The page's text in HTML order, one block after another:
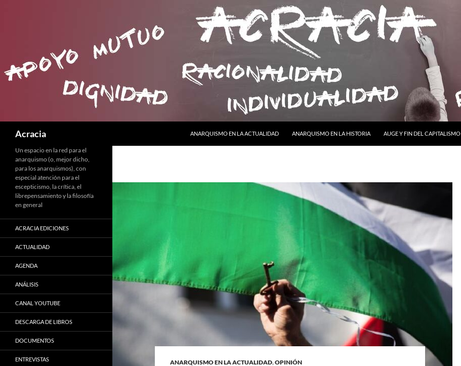
Acracia
ANARQUISMO EN LA ACTUALIDAD
ANARQUISMO EN LA HISTORIA AUGE Y FIN DEL CAPITALISMO
ANARQUISMO EN LA ACTUALIDAD,OPINIÓN
Un espacio en la red para el
anarquismo (o, mejor dicho,
para los anarquismos), con
especial atención para el
escepticismo, la crítica, el
librepensamiento y la filosofía
en general
ACRACIA EDICIONES
ACTUALIDAD
AGENDA
ANÁLISIS
CANAL YOUTUBE
DESCARGA DE LIBROS
DOCUMENTOS
ENTREVISTAS